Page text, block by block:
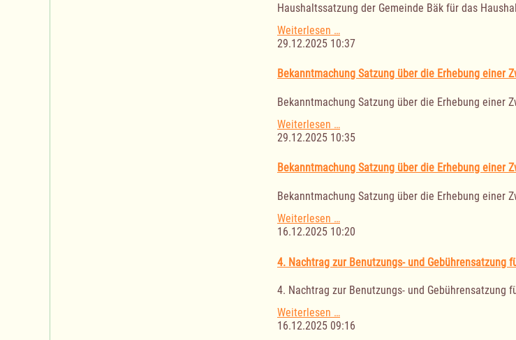
Haushaltsjahr
Haushaltssatzung der Gemeinde Bäk für das
Weiterlesen …
der
Bäk
für
Haushaltsjahr
29.12.2025 10:37
Bekanntmachung Satzung über die Erhebung einer
Bekanntmachung Satzung über die Erhebung einer
Weiterlesen …
Satzung
die
Erhebung
einer
Zweitwohnungssteuer
der
Mustin
29.12.2025 10:35
Bekanntmachung Satzung über die Erhebung einer
Bekanntmachung Satzung über die Erhebung einer
Weiterlesen …Bekanntmachung
Satzung
die
Erhebung
einer
Zweitwohnungssteuer
der
16.12.2025 10:20
4. Nachtrag zur Benutzungs- und Gebührensatzung
4. Nachtrag zur Benutzungs- und Gebührensatzung
Weiterlesen …4.
Nachtrag
16.12.2025 09:16